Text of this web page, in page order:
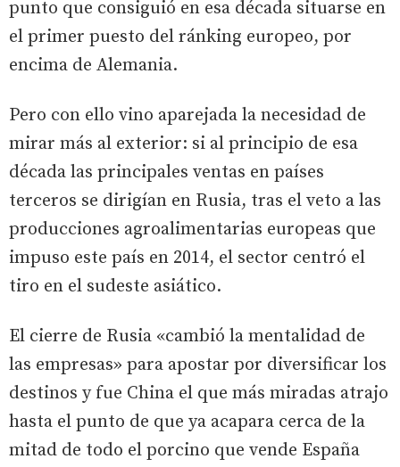
punto que consiguió en esa década situarse en
el primer puesto del ránking europeo, por
encima de Alemania.
Pero con ello vino aparejada la necesidad de
mirar más al exterior: si al principio de esa
década las principales ventas en países
terceros se dirigían en Rusia, tras el veto a las
producciones agroalimentarias europeas que
impuso este país en 2014, el sector centró el
tiro en el sudeste asiático.
El cierre de Rusia «cambió la mentalidad de
las empresas» para apostar por diversificar los
destinos y fue China el que más miradas atrajo
hasta el punto de que ya acapara cerca de la
mitad de todo el porcino que vende España